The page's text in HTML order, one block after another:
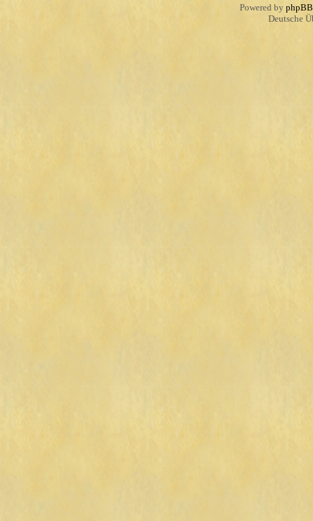
Powered by phpBB
Deutsche